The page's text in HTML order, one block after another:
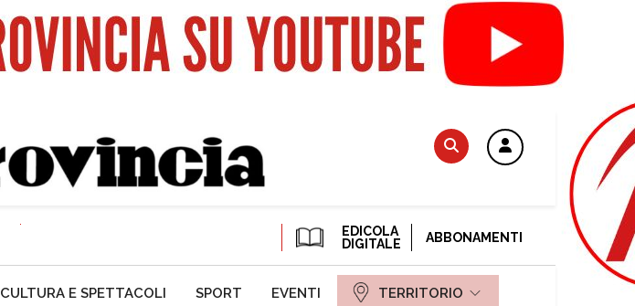
EDICOLA
DIGITALE
ABBONAMENTI
CULTURA E SPETTACOLI SPORT EVENTI TERRITORIO